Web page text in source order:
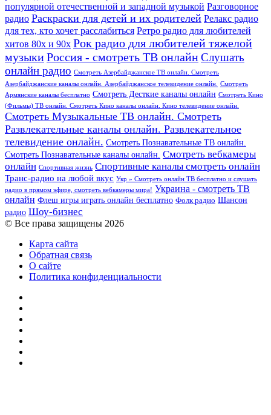
популярной отечественной и западной музыкой Разговорное
радио Раскраски для детей и их родителей Релакс радио
для тех, кто хочет расслабиться Ретро радио для любителей
хитов 80х и 90х Рок радио для любителей тяжелой
музыкиРоссия - смотреть ТВ онлайнСлушать
онлайн радио Смотреть Азербайджанское ТВ онлайн. Смотреть
Азербайджанские каналы онлайн. Азербайджанское телевидение онлайн.
Смотреть
Армянские каналы бесплатно Смотреть Десткие каналы онлайн Смотреть Кино
(Фильмы) ТВ онлайн. Смотреть Кино каналы онлайн. Кино телевидение онлайн.
Смотреть Музыкальные ТВ онлайн. Смотреть
Развлекательные каналы онлайн. Развлекательное
телевидение онлайн. Смотреть Познавательные ТВ онлайн.
Смотреть Познавательные каналы онлайн. Смотреть вебкамеры
онлайн Спортивная жизнь Спортивные каналы смотреть онлайн
Транс-радио на любой вкус Укр » Смотреть онлайн ТВ бесплатно и слушать
радио в прямом эфире, смотреть вебкамеры мира! Украина - смотреть ТВ
онлайн Флеш игры играть онлайн бесплатно Фолк радио Шансон
радио Шоу-бизнес
© Все права защищены 2026
Карта сайта
Обратная связь
О сайте
Политика конфиденциальности